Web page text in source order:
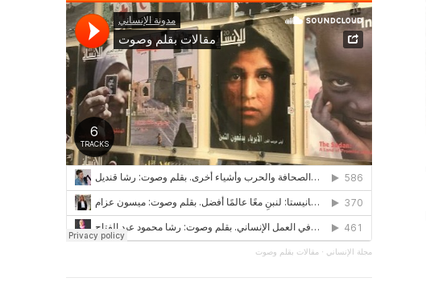
مجلة الإنساني · مقالات بقلم وصوت